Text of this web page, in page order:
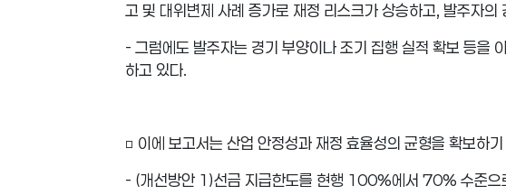
고 및 대위변제 사례 증가로 재정 리스크가 상승하고, 발주자의
- 그럼에도 발주자는 경기 부양이나 조기 집행 실적 확보 등을
하고 있다.
□ 이에 보고서는 산업 안정성과 재정 효율성의 균형을 확보하
- (개선방안 1)선금 지급한도를 현행 100%에서 70% 수준으